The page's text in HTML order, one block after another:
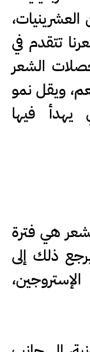
تتقدم في
الشعر
ويقل نمو
يهدأ فيها
هي فترة
ذلك إلى